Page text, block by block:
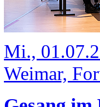
Mi.,
Weimar,